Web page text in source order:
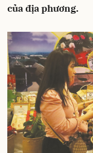
của địa phương.